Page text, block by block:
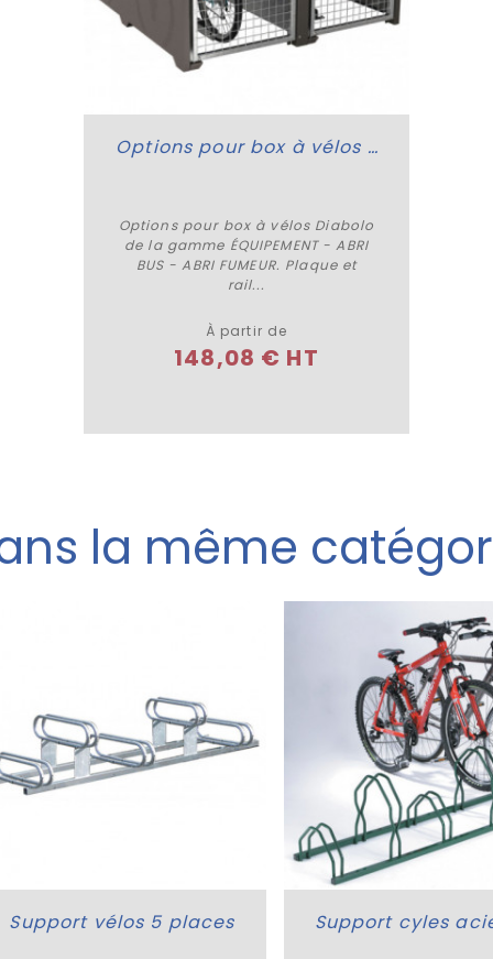
Plus de détails
Options pour box à vélos Diabolo
Options pour box à vélos Diabolo
de la gamme ÉQUIPEMENT - ABRI
BUS - ABRI FUMEUR. Plaque et
rail...
À partir de
148,08 € HT
la même
Support vélos 5 places